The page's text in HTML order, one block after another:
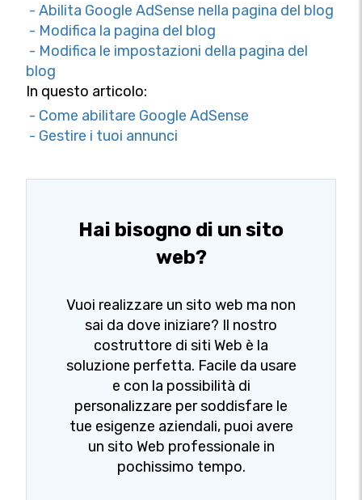
- Abilita Google AdSense nella pagina del blog
- Modifica la pagina del blog
- Modifica le impostazioni della pagina del
blog
In questo articolo:
- Come abilitare Google AdSense
- Gestire i tuoi annunci
Hai bisogno di un sito
web?
Vuoi realizzare un sito web ma non
sai da dove iniziare? Il nostro
costruttore di siti Web è la
soluzione perfetta. Facile da usare
e con la possibilità di
personalizzare per soddisfare le
tue esigenze aziendali, puoi avere
un sito Web professionale in
pochissimo tempo.